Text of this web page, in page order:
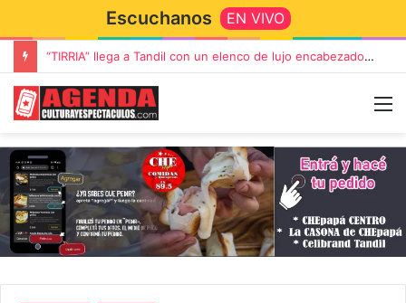
Escuchanos EN VIVO
“TIRRIA” llega a Tandil con un elenco de lujo encabezado por Capusotto, Spregelburd y Stefani